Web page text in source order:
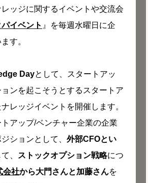
ッジに関するイベントや交流会
イベント 』を毎週水曜日に企
す。
Dayとして、スタートアッ
ンを起こそうとするスタートア
レッジイベントを開催します。
アップ/ベンチャー企業の企業
ションとして、 外部CFOとい
、 ストックオプション戦略につ
会社から大門さんと加藤さんを